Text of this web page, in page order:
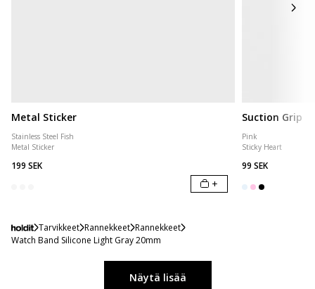
Metal Sticker
Stainless Steel Fish
Metal Sticker
199 SEK
+
Suction Grip
Pink
Sticky Heart
99 SEK
Tarvikkeet Rannekkeet Rannekkeet
Watch Band Silicone Light Gray 20mm
Näytä lisää